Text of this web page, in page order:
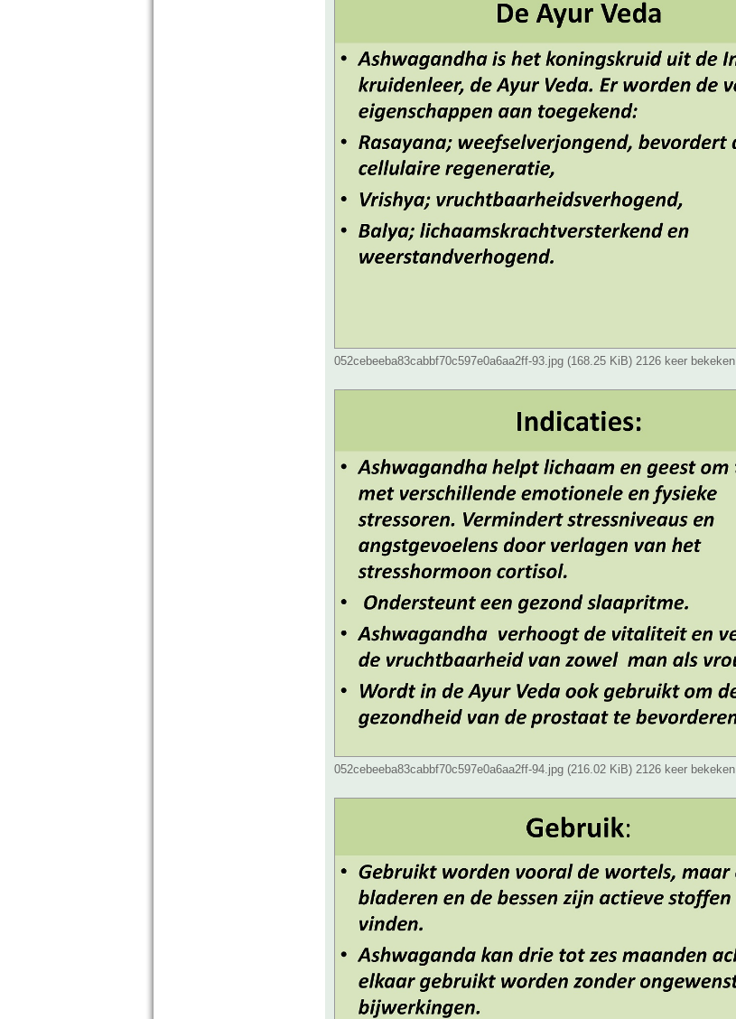
052cebeeba83cabbf70c597e0a6aa2ff-93.jpg (168.25 KiB) 2126 keer bekeken
052cebeeba83cabbf70c597e0a6aa2ff-94.jpg (216.02 KiB) 2126 keer bekeken